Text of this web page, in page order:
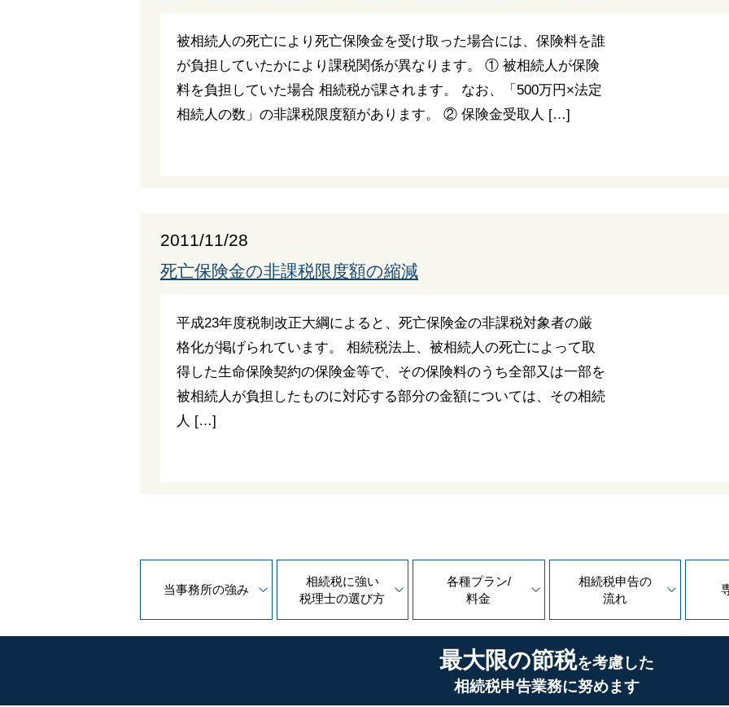
被相続人の死亡により死亡保険金を受け取った場合には、保険料を誰
が負担していたかにより課税関係が異なります。 ① 被相続人が保険
料を負担していた場合 相続税が課されます。 なお、「500万円×法定
相続人の数」の非課税限度額があります。 ② 保険金受取人 […]
2011/11/28
死亡保険金の非課税限度額の縮減
平成23年度税制改正大綱によると、死亡保険金の非課税対象者の厳
格化が掲げられています。 相続税法上、被相続人の死亡によって取
得した生命保険契約の保険金等で、その保険料のうち全部又は一部を
被相続人が負担したものに対応する部分の金額については、その相続
人 […]
当事務所の強み
相続税に強い
税理士の選び方
各種プラン/
料金
相続税申告の
流れ
最大限の節税を考慮した
相続税申告業務に努めます